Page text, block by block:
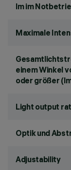
lm im
Maximale
einem Winkel
oder größer
Light output
Optik und
Adjustability